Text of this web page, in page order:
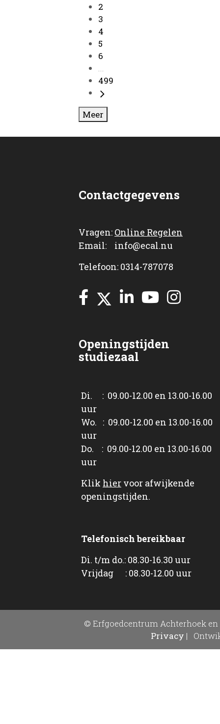
2
3
4
5
6
...
499
Meer
Contactgegevens
Vragen: Online Regelen
Email: info@ecal.nu
Telefoon: 0314-787078
Openingstijden
studiezaal
Di. : 09.00-12.00 en 13.00-16.00
uur
Wo. : 09.00-12.00 en 13.00-16.00
uur
Do. : 09.00-12.00 en 13.00-16.00
uur
Klik hier voor afwijkende
openingstijden.
Telefonisch bereikbaar
Di. t/m do.: 08.30-16.30 uur
Vrijdag : 08.30-12.00 uur
© Erfgoedcentrum Achterhoek en
Privacy |